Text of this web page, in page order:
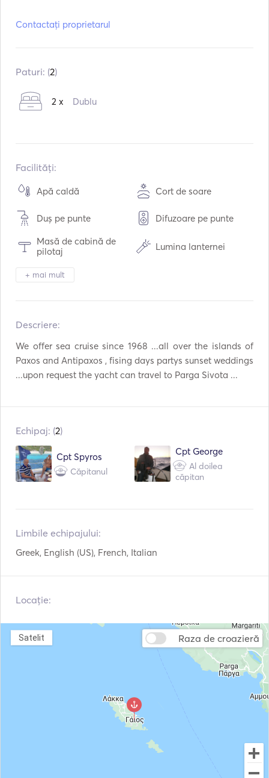
Reparație în:
Tipul de combustibil:
Contactați proprietarul
Paturi: (2)
2 x Dublu
Facilități:
Apă caldă Cort de soare
Duș pe punte Difuzoare pe punte
Masă de cabină de
pilotaj
Lumina lanternei
Toaletă electrică
Tacâmuri / Pahare /
Producător de gheață TV
AIS / NAVTEX
Sistem automat de
stingere a incendiilor
Ghiduri și hărți
Extinctoare de incendiu
portabile
VHF Trolii electrice
+ mai mult
Descriere:
We offer sea cruise since 1968 ...all over the islands of
Paxos and Antipaxos , fising days partys sunset weddings
...upon request the yacht can travel to Parga Sivota ...
Echipaj: (2)
Cpt Spyros
Căpitanul
Cpt George
Al doilea
căpitan
Limbile echipajului:
Greek, English (US), French, Italian
Locație:
Raza de croazieră
Satelit